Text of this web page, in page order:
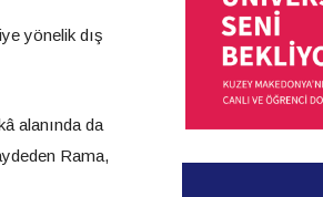
yönelik dış
alanında da
Rama,